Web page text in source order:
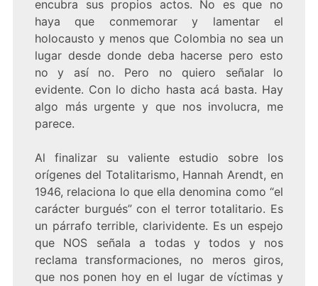
encubra sus propios actos. No es que no
haya que conmemorar y lamentar el
holocausto y menos que Colombia no sea un
lugar desde donde deba hacerse pero esto
no y así no. Pero no quiero señalar lo
evidente. Con lo dicho hasta acá basta. Hay
algo más urgente y que nos involucra, me
parece.
Al finalizar su valiente estudio sobre los
orígenes del Totalitarismo, Hannah Arendt, en
1946, relaciona lo que ella denomina como “el
carácter burgués” con el terror totalitario. Es
un párrafo terrible, clarividente. Es un espejo
que NOS señala a todas y todos y nos
reclama transformaciones, no meros giros,
que nos ponen hoy en el lugar de víctimas y